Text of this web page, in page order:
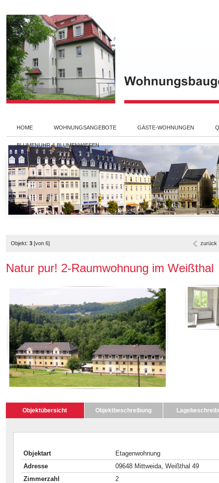
HOME WOHNUNGSANGEBOTE GÄSTE-WOHNUNGEN
BLUMENUHR & BLUMENWIESEN
Objekt: 3 [von 6] zurück
Natur pur! 2-Raumwohnung im Weißthal
Objektübersicht Objektbeschreibung
Objektart
Etagenwohnung
Adresse
09648 Mittweida, Weißthal 49
Zimmerzahl
2